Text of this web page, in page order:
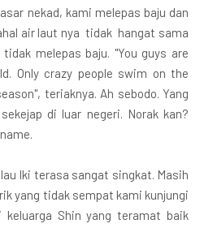
nekad, kami melepas baju dan
air laut nya tidak hangat sama
melepas baju. "You guys are
Only crazy people swim on the
teriaknya. Ah sebodo. Yang
di luar negeri. Norak kan?
Iki terasa sangat singkat. Masih
yang tidak sempat kami kunjungi
Shin yang teramat baik